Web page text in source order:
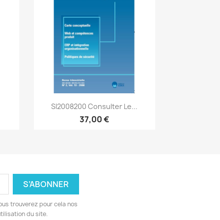
Aperçu rapide
SI2008200 Consulter Le...
37,00 €
trouverez pour cela nos
du site.